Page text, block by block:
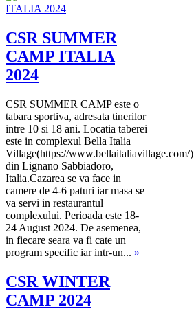
CSR SUMMER
CAMP ITALIA
2024
CSR SUMMER CAMP este o
tabara sportiva, adresata tinerilor
intre 10 si 18 ani. Locatia taberei
este in complexul Bella Italia
Village(https://www.bellaitaliavillage.com/)
din Lignano Sabbiadoro,
Italia.Cazarea se va face in
camere de 4-6 paturi iar masa se
va servi in restaurantul
complexului. Perioada este 18-
24 August 2024. De asemenea,
in fiecare seara va fi cate un
program specific iar intr-un... »
CSR WINTER
CAMP 2024